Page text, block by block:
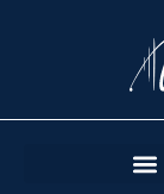
stampa